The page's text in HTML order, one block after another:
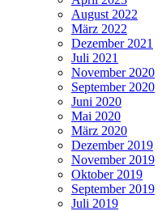
August 2022
März 2022
Dezember 2021
Juli 2021
November 2020
September 2020
Juni 2020
Mai 2020
März 2020
Dezember 2019
November 2019
Oktober 2019
September 2019
Juli 2019